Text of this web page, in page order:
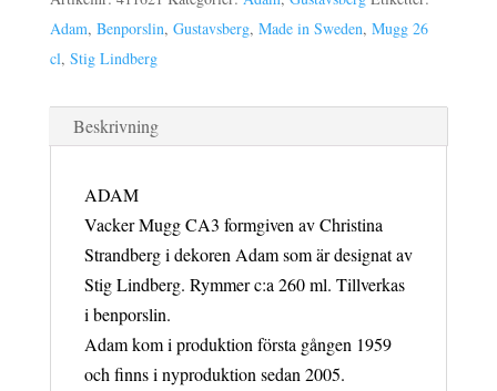
Adam, Benporslin, Gustavsberg, Made in Sweden, Mugg 26
cl, Stig Lindberg
Beskrivning
ADAM
Vacker Mugg CA3 formgiven av Christina
Strandberg i dekoren Adam som är designat av
Stig Lindberg. Rymmer c:a 260 ml. Tillverkas
i benporslin.
Adam kom i produktion första gången 1959
och finns i nyproduktion sedan 2005.